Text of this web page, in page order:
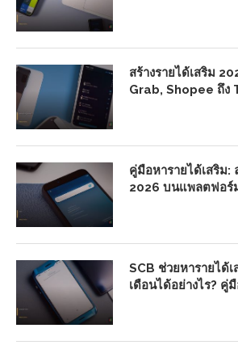
สร้างรายได้เสริม
Grab, Shopee ถึง
คู่มือหารายได้เสริม:
2026 บนแพลตฟอร์
SCB ช่วยหารายได้
เดือนได้อย่างไร? คู่